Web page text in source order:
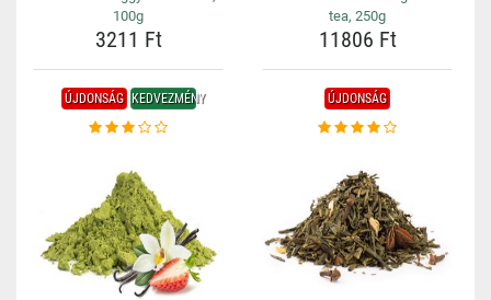
100g
3211 Ft
tea, 250g
11806 Ft
ÚJDONSÁG KEDVEZMÉNY ÚJDONSÁG